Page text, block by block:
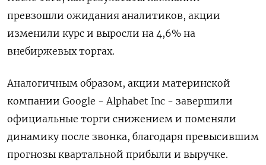
превзошли ожидания аналитиков, акции
изменили курс и выросли на 4,6% на
внебиржевых торгах.
Аналогичным образом, акции материнской
компании Google - Alphabet Inc - завершили
официальные торги снижением и поменяли
динамику после звонка, благодаря превысившим
прогнозы квартальной прибыли и выручке.